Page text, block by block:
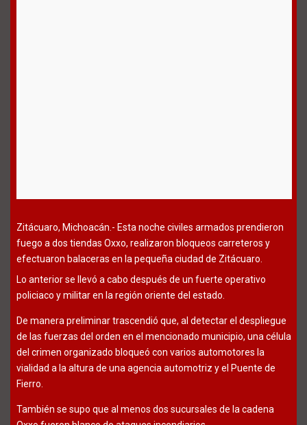
Zitácuaro, Michoacán.- Esta noche civiles armados prendieron
fuego a dos tiendas Oxxo, realizaron bloqueos carreteros y
efectuaron balaceras en la pequeña ciudad de Zitácuaro.
Lo anterior se llevó a cabo después de un fuerte operativo
policiaco y militar en la región oriente del estado.
De manera preliminar trascendió que, al detectar el despliegue
de las fuerzas del orden en el mencionado municipio, una célula
del crimen organizado bloqueó con varios automotores la
vialidad a la altura de una agencia automotriz y el Puente de
Fierro.
También se supo que al menos dos sucursales de la cadena